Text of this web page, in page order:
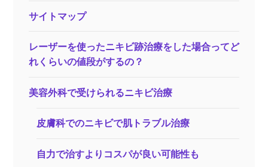
サイトマップ
レーザーを使ったニキビ跡治療をした場合ってど
れくらいの値段がするの？
美容外科で受けられるニキビ治療
皮膚科でのニキビで肌トラブル治療
自力で治すよりコスパが良い可能性も